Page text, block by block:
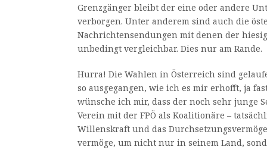
Grenzgänger bleibt der eine oder andere
verborgen. Unter anderem sind auch die
Nachrichtensendungen mit denen der
unbedingt vergleichbar. Dies nur am Rande.
Hurra! Die Wahlen in Österreich sind
so ausgegangen, wie ich es mir erhofft, ja
wünsche ich mir, dass der noch sehr junge
Verein mit der FPÖ als Koalitionäre –
Willenskraft und das
vermöge, um nicht nur in seinem Land,